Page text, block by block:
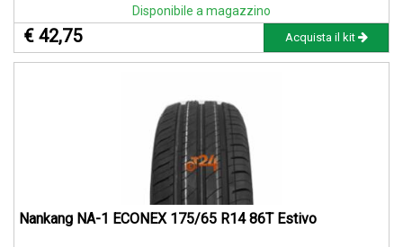
Disponibile a magazzino
€ 42,75 Acquista il kit
Nankang NA-1 ECONEX 175/65 R14 86T Estivo